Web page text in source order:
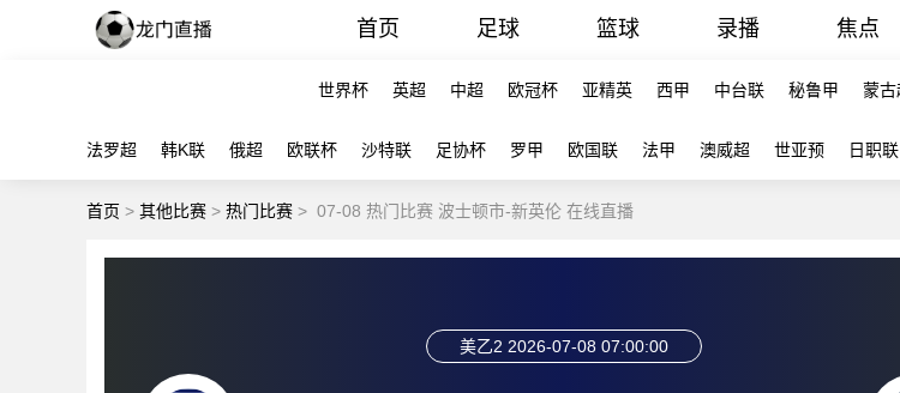
首页 足球 篮球 录播 焦点
世界杯 英超 中超 欧冠杯 亚精英 西甲 中台联 秘鲁甲 蒙古
法罗超 韩K联 俄超 欧联杯 沙特联 足协杯 罗甲 欧国联 法甲 澳威超 世亚预 日职联
首页 > 其他比赛 > 热门比赛 > 07-08 热门比赛 波士顿市-新英伦 在线直播
美乙2 2026-07-08 07:00:00